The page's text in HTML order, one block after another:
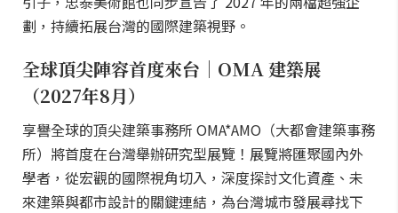
劃，持續拓展台灣的國際建築視野。
全球頂尖陣容首度來台｜OMA 建築展
（2027年8月）
享譽全球的頂尖建築事務所 OMA*AMO（大都會建築事務
所）將首度在台灣舉辦研究型展覽！展覽將匯聚國內外
學者，從宏觀的國際視角切入，深度探討文化資產、未
來建築與都市設計的關鍵連結，為台灣城市發展尋找下